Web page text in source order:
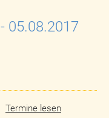
- 05.08.2017
Termine lesen